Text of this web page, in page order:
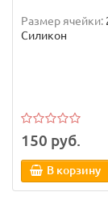
Размер ячейки:
Силикон
150 руб.
В корзину